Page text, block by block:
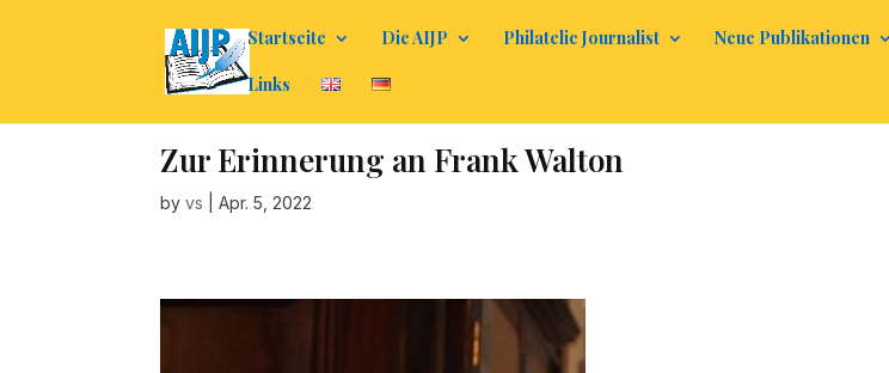
Startseite Die AIJP Philatelic Journalist Neue Publikationen
Links
Zur Erinnerung an Frank Walton
byvs |Apr. 5, 2022